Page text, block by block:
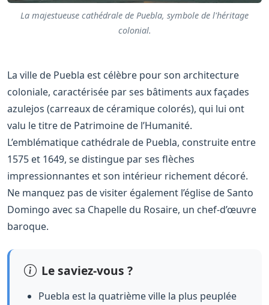
La majestueuse cathédrale de Puebla, symbole de l'héritage
colonial.
La ville de Puebla est célèbre pour son architecture
coloniale, caractérisée par ses bâtiments aux façades
azulejos (carreaux de céramique colorés), qui lui ont
valu le titre de Patrimoine de l’Humanité.
L’emblématique cathédrale de Puebla, construite entre
1575 et 1649, se distingue par ses flèches
impressionnantes et son intérieur richement décoré.
Ne manquez pas de visiter également l’église de Santo
Domingo avec sa Chapelle du Rosaire, un chef-d’œuvre
baroque.
Le saviez-vous ?
Puebla est la quatrième ville la plus peuplée